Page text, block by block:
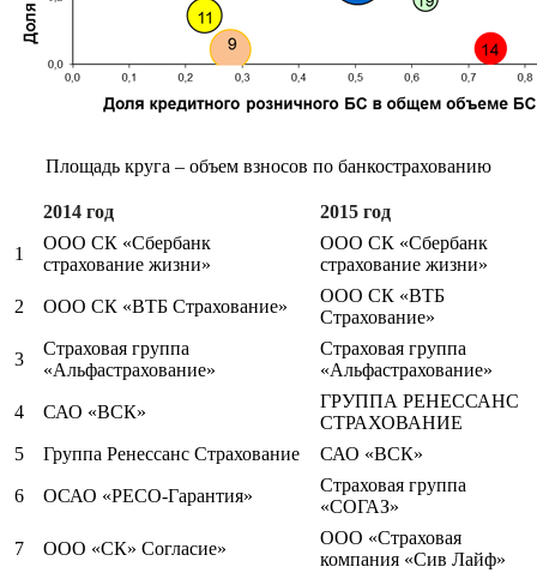
Площадь круга – объем взносов по банкострахованию
2014 год 2015 год
1
ООО СК «Сбербанк
страхование жизни»
ООО СК «Сбербанк
страхование жизни»
2 ООО СК «ВТБ Страхование»
ООО СК «ВТБ
Страхование»
3
Страховая группа
«Альфастрахование»
Страховая группа
«Альфастрахование»
4 САО «ВСК»
ГРУППА РЕНЕССАНС
СТРАХОВАНИЕ
5
Группа Ренессанс Страхование САО «ВСК»
6 ОСАО «РЕСО-Гарантия»
Страховая группа
«СОГАЗ»
7 ООО «СК» Согласие»
ООО «Страховая
компания «Сив Лайф»